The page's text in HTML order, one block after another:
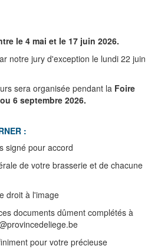
le 4 mai et le 17 juin 2026.
notre jury d'exception le lundi 22 juin
sera organisée pendant la Foire
6 septembre 2026.
:
signé pour accord
de votre brasserie et de chacune
droit à l'image
documents dûment complétés à
pour votre précieuse